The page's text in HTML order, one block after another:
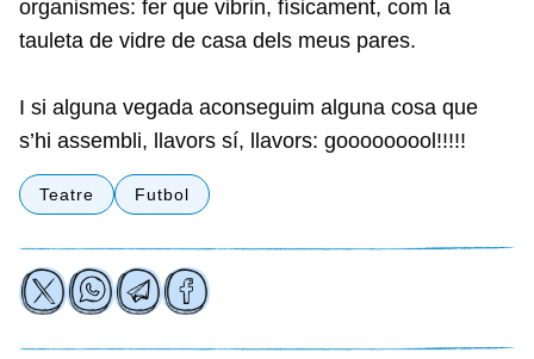
organismes: fer que vibrin, físicament, com la
tauleta de vidre de casa dels meus pares.
I si alguna vegada aconseguim alguna cosa que
s’hi assembli, llavors sí, llavors: gooooooool!!!!!
Teatre Futbol